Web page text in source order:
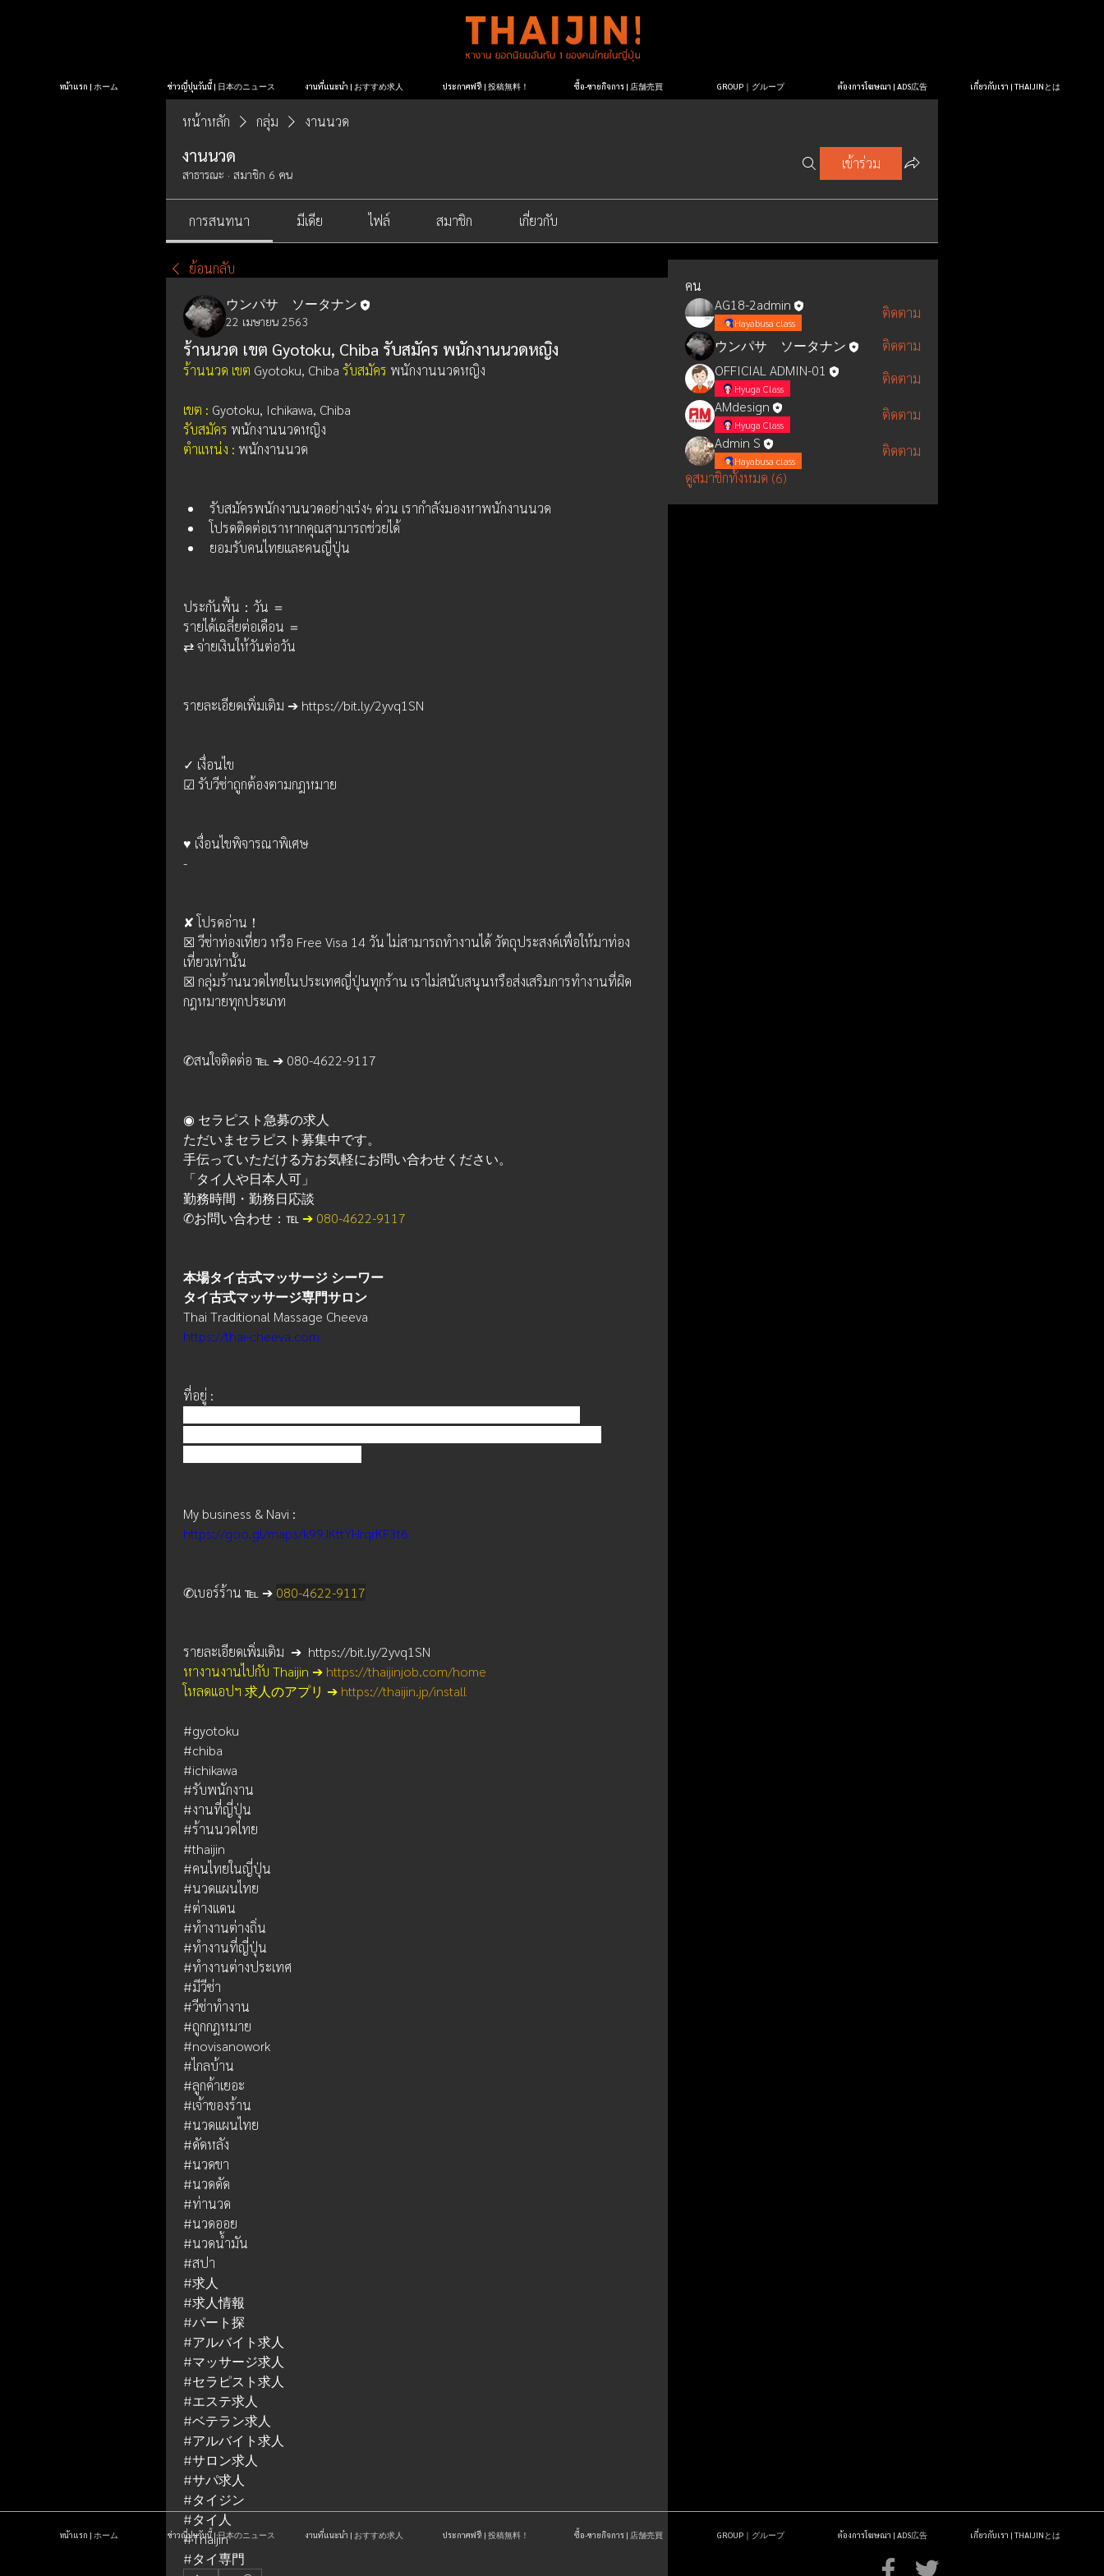
หน้าแรก | ホーム ข่าวญี่ปุ่นวันนี้ | 日本のニュース งานที่แนะนำ | おすすめ求人 ประกาศฟรี! | 投稿無料！ ซื้อ-ขายกิจการ | 店舗売買 GROUP｜グループ ต้องการโฆษณา | ADS広告 เกี่ยวกับเรา | THAIJINとは
หน้าหลัก กลุ่ม งานนวด
งานนวด
สาธารณะ · สมาชิก 6 คน
เข้าร่วม
การสนทนา มีเดีย ไฟล์ สมาชิก เกี่ยวกับ
ย้อนกลับ
ウンパサ ソータナン
22 เมษายน 2563
ร้านนวด เขต Gyotoku, Chiba รับสมัคร พนักงานนวดหญิง
ร้านนวด เขต Gyotoku, Chiba รับสมัคร พนักงานนวดหญิง
เขต : Gyotoku, Ichikawa, Chiba
รับสมัคร พนักงานนวดหญิง
ตำแหน่ง : พนักงานนวด
รับสมัครพนักงานนวดอย่างเร่งϟ ด่วน เรากำลังมองหาพนักงานนวด
โปรดติดต่อเราหากคุณสามารถช่วยได้
ยอมรับคนไทยและคนญี่ปุ่น
ประกันพื้น：วัน ＝
รายได้เฉลี่ยต่อเดือน ＝
⇄ จ่ายเงินให้วันต่อวัน
รายละเอียดเพิ่มเติม ➔ https://bit.ly/2yvq1SN
✓ เงื่อนไข
☑ รับวีซ่าถูกต้องตามกฎหมาย
♥ เงื่อนไขพิจารณาพิเศษ
-
✘ โปรดอ่าน！
☒ วีซ่าท่องเที่ยว หรือ Free Visa 14 วัน ไม่สามารถทำงานได้ วัตถุประสงค์เพื่อให้มาท่อง
เที่ยวเท่านั้น
☒ กลุ่มร้านนวดไทยในประเทศญี่ปุ่นทุกร้าน เราไม่สนับสนุนหรือส่งเสริมการทำงานที่ผิด
กฎหมายทุกประเภท
✆สนใจติดต่อ ℡ ➔ 080-4622-9117
◉ セラピスト急募の求人
ただいまセラピスト募集中です。
手伝っていただける方お気軽にお問い合わせください。
「タイ人や日本人可」
勤務時間・勤務日応談
✆お問い合わせ：℡ ➔ 080-4622-9117
本場タイ古式マッサージ シーワー
タイ古式マッサージ専門サロン
Thai Traditional Massage Cheeva
https://thai-cheeva.com
ที่อยู่ :
My business & Navi :
https://goo.gl/maps/k99JKttYHrqrKF3t6
✆เบอร์ร้าน ℡ ➔ 080-4622-9117
รายละเอียดเพิ่มเติม  ➔  https://bit.ly/2yvq1SN
หางานงานไปกับ Thaijin ➔ https://thaijinjob.com/home
โหลดแอปฯ 求人のアプリ ➔ https://thaijin.jp/install
#gyotoku
#chiba
#ichikawa
#รับพนักงาน
#งานที่ญี่ปุ่น
#ร้านนวดไทย
#thaijin
#คนไทยในญี่ปุ่น
#นวดแผนไทย
#ต่างแดน
#ทำงานต่างถิ่น
#ทำงานที่ญี่ปุ่น
#ทำงานต่างประเทศ
#มีวีซ่า
#วีซ่าทำงาน
#ถูกกฎหมาย
#novisanowork
#ไกลบ้าน
#ลูกค้าเยอะ
#เจ้าของร้าน
#นวดแผนไทย
#ดัดหลัง
#นวดขา
#นวดดัด
#ท่านวด
#นวดออย
#นวดน้ำมัน
#สปา
#求人
#求人情報
#パート探
#アルバイト求人
#マッサージ求人
#セラピスト求人
#エステ求人
#ベテラン求人
#アルバイト求人
#サロン求人
#サパ求人
#タイジン
#タイ人
#Thaijin
#タイ専門
คน
AG18-2admin
Hayabusa class
ติดตาม
ウンパサ ソータナン
ติดตาม
OFFICIAL ADMIN-01
Hyuga Class
ติดตาม
AMdesign
Hyuga Class
ติดตาม
Admin S
Hayabusa class
ติดตาม
ดูสมาชิกทั้งหมด (6)
หน้าแรก | ホーム ข่าวญี่ปุ่นวันนี้ | 日本のニュース งานที่แนะนำ | おすすめ求人 ประกาศฟรี! | 投稿無料！ ซื้อ-ขายกิจการ | 店舗売買 GROUP｜グループ ต้องการโฆษณา | ADS広告 เกี่ยวกับเรา | THAIJINとは